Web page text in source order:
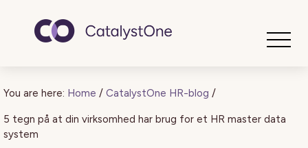
You are here: Home / CatalystOne HR-blog /
5 tegn på at din virksomhed har brug for et HR master data
system